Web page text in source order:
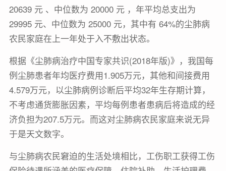
20639 元 、中位数为 20000 元 ，年平均总支出为
29995 元、中位数为 25000 元，其中有 64%的尘肺病
农民家庭在上一年处于入不敷出状态。
根据《尘肺病治疗中国专家共识(2018年版)》，我国每
例尘肺患者年均医疗费用1.905万元，其他和间接费用
4.579万元，以尘肺病例诊断后平均32年生存期计算，
不考虑通货膨胀因素，平均每例患者患病后将造成的经
济负担为207.5万元。而这对尘肺病农民家庭来说无异
于是天文数字。
与尘肺病农民窘迫的生活处境相比，工伤职工获得工伤